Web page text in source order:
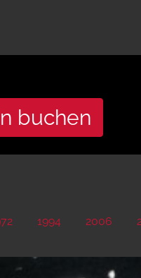
buchen
1994 2006